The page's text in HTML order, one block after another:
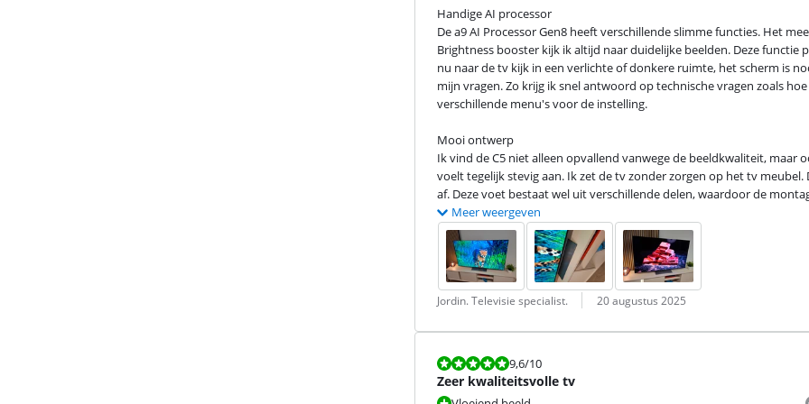
Handige AI processor
De a9 AI Processor Gen8 heeft verschillende slimme functies. Het
Brightness booster kijk ik altijd naar duidelijke beelden. Deze
nu naar de tv kijk in een verlichte of donkere ruimte, het scherm is
mijn vragen. Zo krijg ik snel antwoord op technische vragen zoals
verschillende menu's voor de instelling.
Mooi ontwerp
Ik vind de C5 niet alleen opvallend vanwege de beeldkwaliteit,
voelt tegelijk stevig aan. Ik zet de tv zonder zorgen op het tv
af. Deze voet bestaat wel uit verschillende delen, waardoor de
Meer weergeven
Beoordeling door:
Jordin. Televisie specialist.
Datum: 20 augustus 2025
Beoordeling is 9,6 van de 10.
9,6/10
Zeer kwaliteitsvolle tv